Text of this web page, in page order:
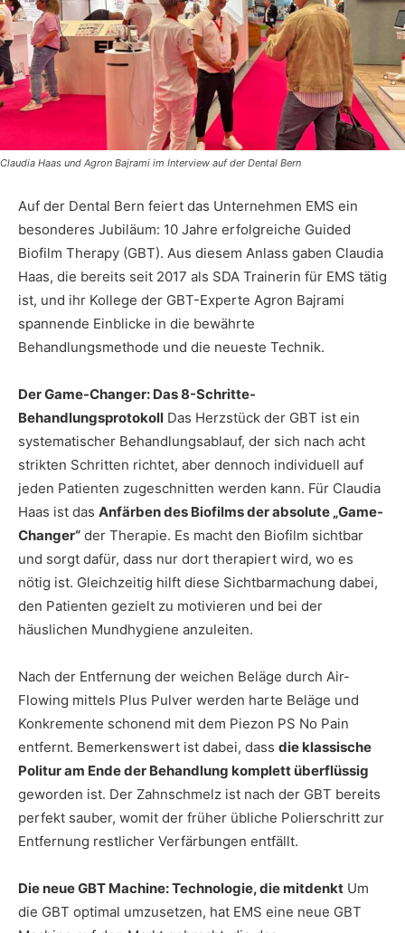
Claudia Haas und Agron Bajrami im Interview auf der Dental Bern
Auf der Dental Bern feiert das Unternehmen EMS ein
besonderes Jubiläum: 10 Jahre erfolgreiche Guided
Biofilm Therapy (GBT). Aus diesem Anlass gaben Claudia
Haas, die bereits seit 2017 als SDA Trainerin für EMS tätig
ist, und ihr Kollege der GBT-Experte Agron Bajrami
spannende Einblicke in die bewährte
Behandlungsmethode und die neueste Technik.
Der Game-Changer: Das 8-Schritte-
Behandlungsprotokoll Das Herzstück der GBT ist ein
systematischer Behandlungsablauf, der sich nach acht
strikten Schritten richtet, aber dennoch individuell auf
jeden Patienten zugeschnitten werden kann. Für Claudia
Haas ist das Anfärben des Biofilms der absolute „Game-
Changer“ der Therapie. Es macht den Biofilm sichtbar
und sorgt dafür, dass nur dort therapiert wird, wo es
nötig ist. Gleichzeitig hilft diese Sichtbarmachung dabei,
den Patienten gezielt zu motivieren und bei der
häuslichen Mundhygiene anzuleiten.
Nach der Entfernung der weichen Beläge durch Air-
Flowing mittels Plus Pulver werden harte Beläge und
Konkremente schonend mit dem Piezon PS No Pain
entfernt. Bemerkenswert ist dabei, dass die klassische
Politur am Ende der Behandlung komplett überflüssig
geworden ist. Der Zahnschmelz ist nach der GBT bereits
perfekt sauber, womit der früher übliche Polierschritt zur
Entfernung restlicher Verfärbungen entfällt.
Die neue GBT Machine: Technologie, die mitdenkt Um
die GBT optimal umzusetzen, hat EMS eine neue GBT